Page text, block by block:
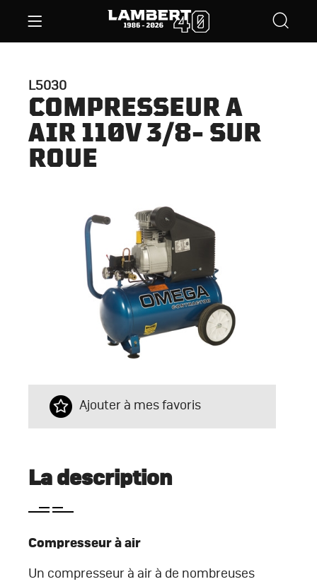
L5030
COMPRESSEUR A
AIR 110V 3/8- SUR
ROUE
Ajouter à mes favoris
La description
Compresseur à air
Un compresseur à air à de nombreuses